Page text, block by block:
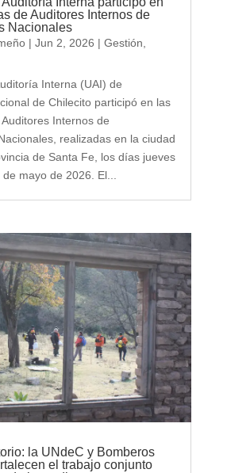
de Auditores Internos de
Nacionales
| Jun 2, 2026 | Gestión
Interna (UAI) de
de Chilecito participó en las
Internos de
realizadas en la ciudad
de Santa Fe, los días jueves
mayo de 2026. El...
la UNdeC y Bomberos
el trabajo conjunto